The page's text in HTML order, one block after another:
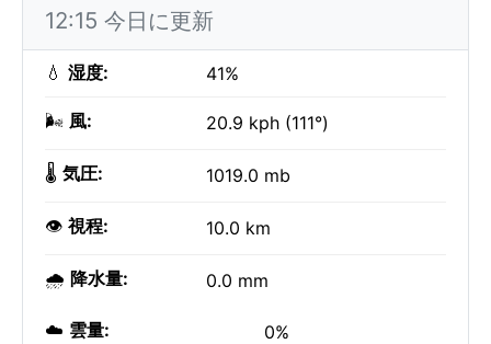
12:15 今日に更新
💧 湿度: 41%
🌬️ 風: 20.9 kph (111°)
🌡️ 気圧: 1019.0 mb
👁️ 視程: 10.0 km
🌧️ 降水量: 0.0 mm
☁️ 雲量: 0%